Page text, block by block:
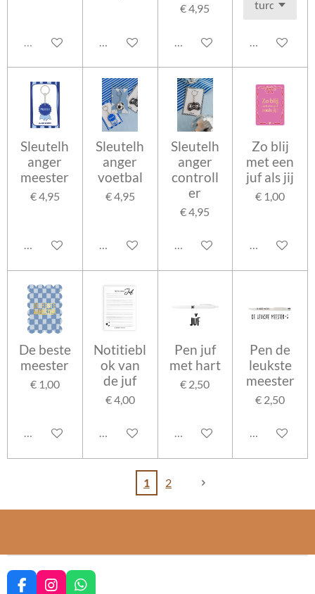
Uitverkocht In winkelwagen
€ 4,95
In winkelwagen In
Sleutelh
anger
meester
€ 4,95
In winkelwagen
Sleutelh
anger
voetbal
€ 4,95
In winkelwagen
Sleutelh
anger
controll
er
€ 4,95
In winkelwagen
Zo blij
met een
juf als jij
€ 1,00
In
De beste
meester
€ 1,00
In winkelwagen
Notitiebl
ok van
de juf
€ 4,00
In winkelwagen
Pen juf
met hart
€ 2,50
In winkelwagen
Pen de
leukste
meester
€ 2,50
In
1 2
F
I
W